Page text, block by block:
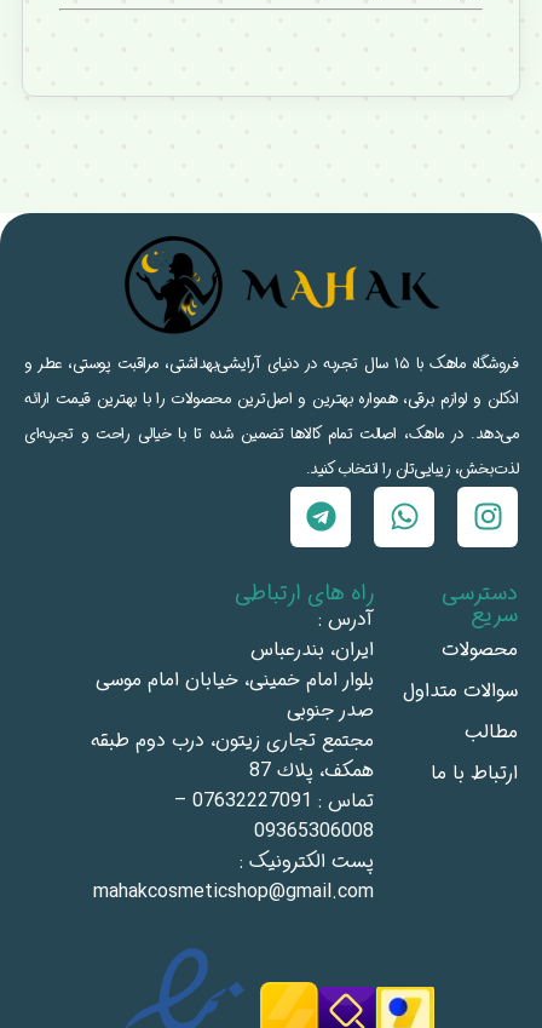
فروشگاه ماهک با ۱۵ سال تجربه در دنیای آرایشی‌بهداشتی، مراقبت پوستی، عطر و
ادکلن و لوازم برقی، همواره بهترین و اصل‌ترین محصولات را با بهترین قیمت ارائه
می‌دهد. در ماهک، اصالت تمام کالاها تضمین شده تا با خیالی راحت و تجربه‌ای
لذت‌بخش، زیبایی‌تان را انتخاب کنید.
دسترسی
سریع
محصولات
سوالات متداول
مطالب
ارتباط با ما
راه های ارتباطی
آدرس :
ايران، بندرعباس
بلوار امام خمينى، خيابان امام موسى
صدر جنوبى
مجتمع تجاری زيتون، درب دوم طبقه
همكف، پلاك 87
تماس : 07632227091 –
09365306008
پست الکترونیک :
mahakcosmeticshop@gmail.com